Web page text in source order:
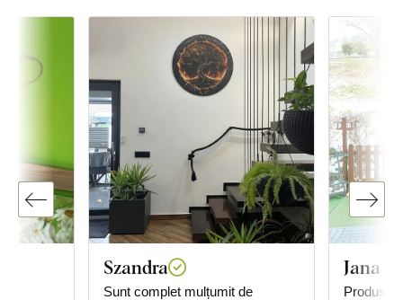
Szandra
Sunt complet mulțumit de
Jana P.
Produs